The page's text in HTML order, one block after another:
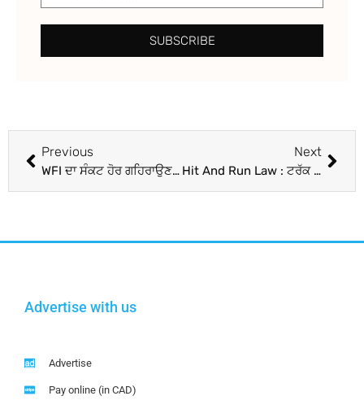
SUBSCRIBE
Previous
WFI ਦਾ ਸੰਕਟ ਹੋਰ ਗਹਿਰਾਉਣ ਦੀ ਸੰਭਾਵਨਾ, ਸੰਜੇ ਸਿੰਘ ਨੇ ਮੰਤਰਾਲੇ ਵੱਲੋਂ ਮੁਅੱਤਲੀ ਦੇ ਹੁਕਮ ਮੰਨਣ ਤੋਂ ਕੀਤਾ ਇਨਕਾਰ
Next
Hit And Run Law : ਟਰੱਕ ਡਰਾਈਵਰਾਂ ਦੀ ਹੜਤਾਲ ਖ਼ਤਮ, ਡੇਢ ਦਿਨ ‘ਚ ਵਿਕ ਗਿਆ 8 ਲੱਖ ਲੀਟਰ ਪੈਟਰੋਲ, ਅੱਜ ਤੋਂ ਮਿਲੇਗੀ ਰਾਹਤ
Advertise with us
Advertise
Pay online (in CAD)